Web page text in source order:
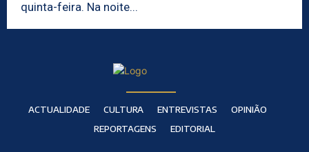
quinta-feira. Na noite...
ACTUALIDADE CULTURA ENTREVISTAS
OPINIÃO
REPORTAGENS
EDITORIAL